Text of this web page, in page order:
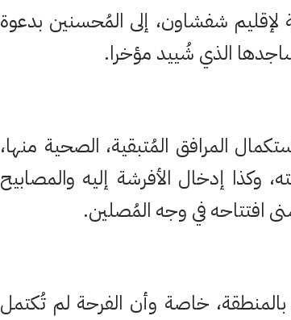
شفشاون، إلى المُحسنين بدعوة
الذي شُييد مؤخرا.
المرافق المُتبقية، الصحية منها،
إدخال الأفرشة إليه والمصابيح
افتتاحه في وجه المُصلين.
خاصة وأن الفرحة لم تُكتمل